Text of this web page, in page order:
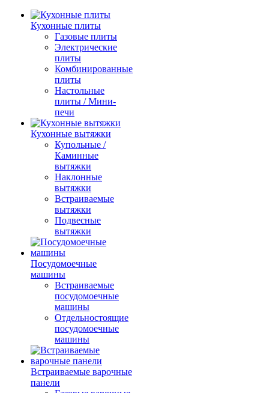
Кухонные плиты
Газовые плиты
Электрические
плиты
Комбинированные
плиты
Настольные
плиты / Мини-
печи
Кухонные вытяжки
Купольные /
Каминные
вытяжки
Наклонные
вытяжки
Встраиваемые
вытяжки
Подвесные
вытяжки
Посудомоечные
машины
Встраиваемые
посудомоечные
машины
Отдельностоящие
посудомоечные
машины
Встраиваемые варочные
панели